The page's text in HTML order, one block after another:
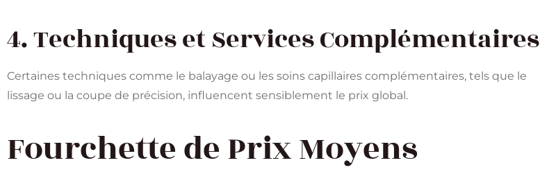
4. Techniques et Services Complémentaires
Certaines techniques comme le balayage ou les soins capillaires complémentaires, tels que le
lissage ou la coupe de précision, influencent sensiblement le prix global.
Fourchette de Prix Moyens